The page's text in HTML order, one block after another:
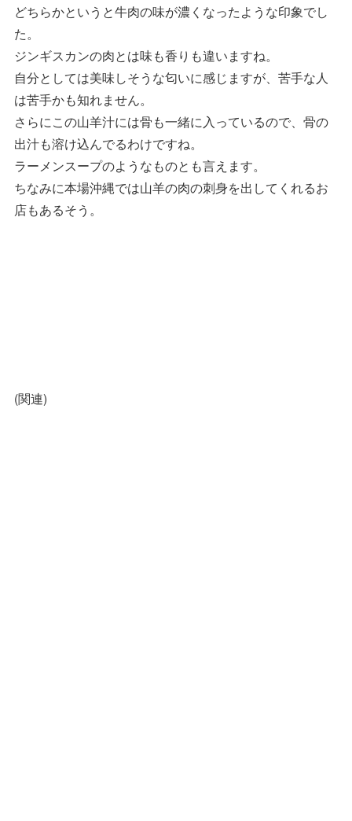
どちらかというと牛肉の味が濃くなったような印象でし
た。
ジンギスカンの肉とは味も香りも違いますね。
自分としては美味しそうな匂いに感じますが、苦手な人
は苦手かも知れません。
さらにこの山羊汁には骨も一緒に入っているので、骨の
出汁も溶け込んでるわけですね。
ラーメンスープのようなものとも言えます。
ちなみに本場沖縄では山羊の肉の刺身を出してくれるお
店もあるそう。
(関連)